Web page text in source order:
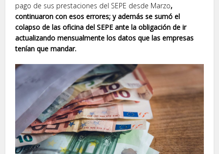
pago de sus prestaciones del SEPE desde Marzo,
continuaron con esos errores; y además se sumó el
colapso de las oficina del SEPE ante la obligación de ir
actualizando mensualmente los datos que las empresas
tenían que mandar.